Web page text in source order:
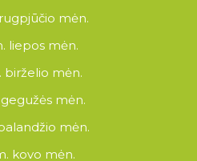
mėn.
liepos mėn.
birželio mėn.
mėn.
mėn.
kovo mėn.